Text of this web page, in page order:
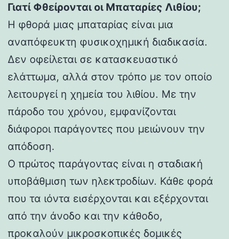
Γιατί Φθείρονται οι Μπαταρίες Λιθίου;
Η φθορά μιας μπαταρίας είναι μια
αναπόφευκτη φυσικοχημική διαδικασία.
Δεν οφείλεται σε κατασκευαστικό
ελάττωμα, αλλά στον τρόπο με τον οποίο
λειτουργεί η χημεία του λιθίου. Με την
πάροδο του χρόνου, εμφανίζονται
διάφοροι παράγοντες που μειώνουν την
απόδοση.
Ο πρώτος παράγοντας είναι η σταδιακή
υποβάθμιση των ηλεκτροδίων. Κάθε φορά
που τα ιόντα εισέρχονται και εξέρχονται
από την άνοδο και την κάθοδο,
προκαλούν μικροσκοπικές δομικές